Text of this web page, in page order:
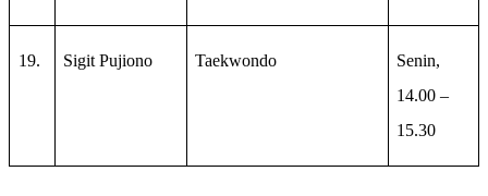
19. Sigit Pujiono Taekwondo
Senin,
14.00 –
15.30